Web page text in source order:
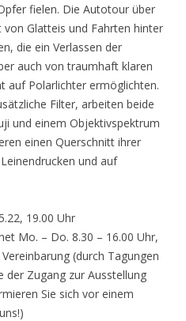
fielen. Die Autotour über
Glatteis und Fahrten hinter
die ein Verlassen der
auch von traumhaft klaren
auf Polarlichter ermöglichten.
Filter, arbeiten beide
und einem Objektivspektrum
einen Querschnitt ihrer
und auf
19.00 Uhr
Mo. – Do. 8.30 – 16.00 Uhr,
(durch Tagungen
der Zugang zur Ausstellung
Sie sich vor einem